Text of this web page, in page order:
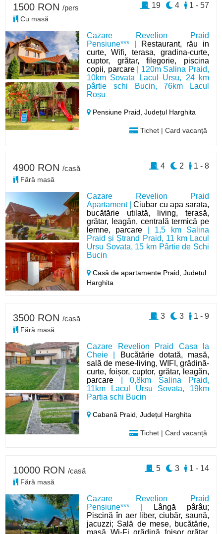
Cazare Revelion Praid
Pensiune*** |
Restaurant, rău in
curte, Wifi, terasa, gradina-curte,
cuptor, grătar, filegorie, piscina
copii, parcare| 120m Salina Praid,
10km Sovata Lacul Ursu, 24 km
pârtie schi Bucin, 76km Lacul
Roșu
Pensiune Praid,Județul Harghita
Tichet | Card vacanță
1500 RON /pers
Cu masă
1 - 57
4
19
Cazare Revelion Praid
Apartament |Ciubar cu apa sarata,
bucătărie utilată, living, terasă,
grătar, leagăn, centrală termică pe
lemne, parcare | 1,5 km Salina
Praid și Ștrand Praid, 11 km Lacul
Ursu Sovata, 15 km Pârtie de Schi
Bucin
Casă de apartamente Praid,Județul
Harghita
4900 RON /casă
Fără masă
1 - 8
2
4
Cazare Revelion Praid Casa la
Cheie |
Bucătărie dotată, masă,
sală de mese-living, WIFI, grădină-
curte, foișor, cuptor, grătar, leagăn,
parcare | 0,8km Salina Praid,
11km Lacul Ursu Sovata, 19km
Partia schi Bucin
Cabană Praid,Județul Harghita
Tichet | Card vacanță
3500 RON /casă
Fără masă
1 - 9
3
3
Cazare Revelion Praid
Pensiune*** |
Lângă pârâu;
Piscină în aer liber, ciubăr, saună,
jacuzzi; Sală de mese, bucătărie,
masă, Wi-Fi, grădină, foișor, grătar,
10000 RON /casă
Fără masă
1 - 14
3
5